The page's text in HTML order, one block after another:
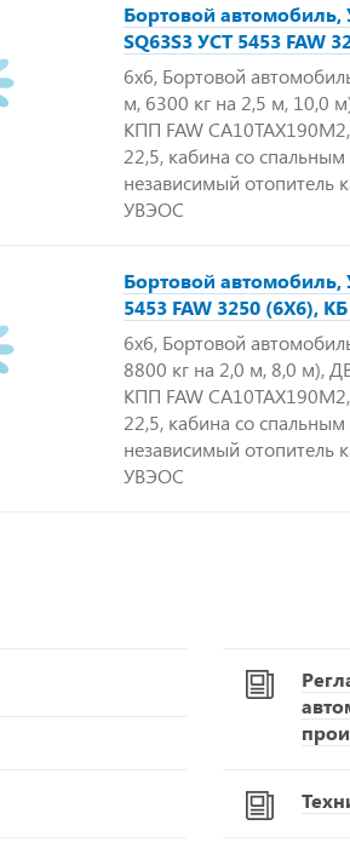
Бортовой автомобиль,
SQ63S3 УСТ 5453 FAW
6х6, Бортовой
м, 6300 кг на 2,5 м, 10,0
КПП FAW
22,5, кабина со
независимый отопитель
УВЭОС
Бортовой
5453 FAW 3250 (6Х6),
6х6, Бортовой
8800 кг на 2,0 м, 8,0 м),
КПП FAW
22,5, кабина со
независимый отопитель
УВЭОС